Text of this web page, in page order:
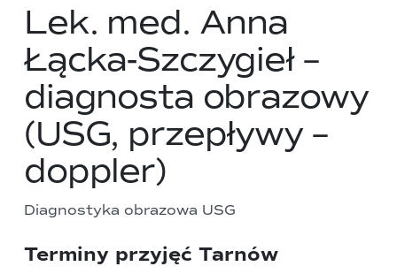
Lek. med. Anna
Łącka-Szczygieł –
diagnosta obrazowy
(USG, przepływy –
doppler)
Diagnostyka obrazowa USG
Terminy przyjęć Tarnów